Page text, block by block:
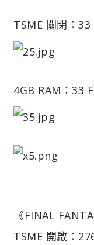
TSME 關閉：33
4GB RAM：33
《FINAL
TSME 開啟：